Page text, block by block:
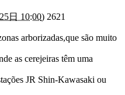
日 10:00) 2621
arborizadas,que são muito
as cerejeiras têm uma
JR Shin-Kawasaki ou